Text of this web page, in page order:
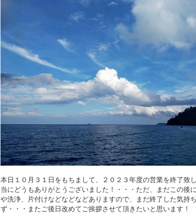
本日１０月３１日をもちまして、２０２３年度の営業を終了致
当にどうもありがとうございました！・・・ただ、まだこの後
や洗浄、片付けなどなどなどありますので、まだ終了した気持
ず・・・またご後日改めてご挨拶させて頂きたいと思います！